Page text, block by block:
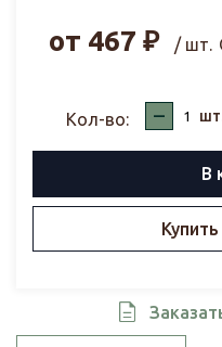
от 467 ₽ / шт.
Кол-во: –
В